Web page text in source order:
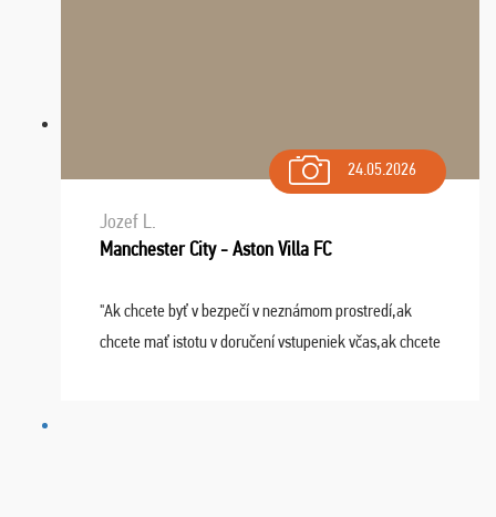
24.05.2026
Jozef L.
Manchester City - Aston Villa FC
"Ak chcete byť v bezpečí v neznámom prostredí,ak
chcete mať istotu v doručení vstupeniek včas,ak chcete